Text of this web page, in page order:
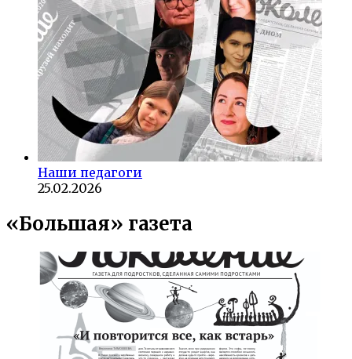
Наши педагоги
25.02.2026
«Большая» газета